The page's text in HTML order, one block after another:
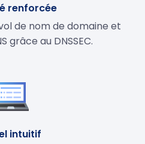
renforcée
de nom de domaine et
grâce au DNSSEC.
intuitif